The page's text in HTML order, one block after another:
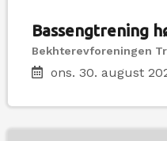
Bassengtrening
Bekhterevforeningen
ons. 30. august